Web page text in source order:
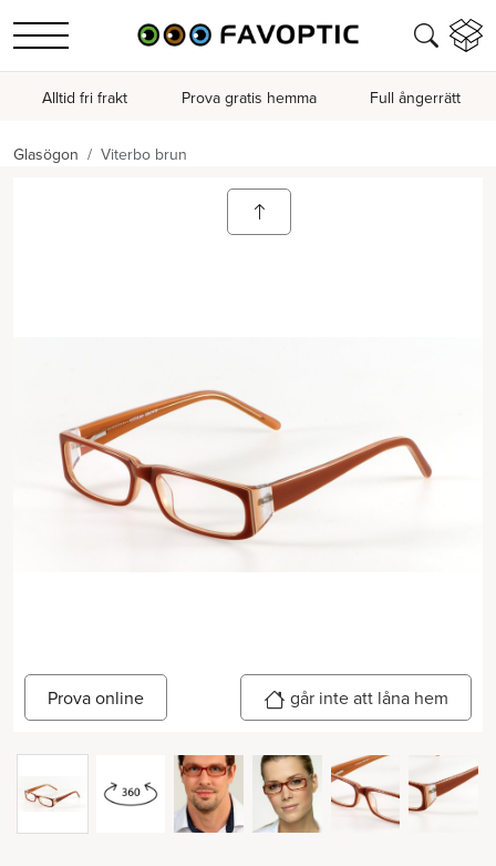
Alltid fri frakt Prova gratis hemma Full ångerrätt
Glasögon Viterbo brun
Prova online går inte att låna hem